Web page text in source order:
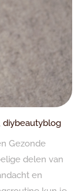
diybeautyblog
Gezonde
delen van
en